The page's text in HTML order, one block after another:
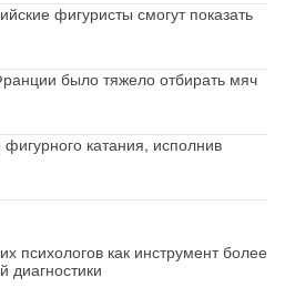
фигуристы смогут показать
было тяжело отбирать мяч
катания, исполнив
психологов как инструмент более